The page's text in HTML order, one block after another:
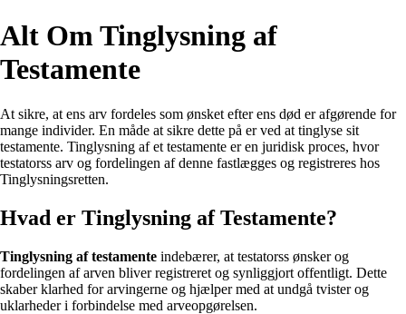
Alt Om Tinglysning af
Testamente
At sikre, at ens arv fordeles som ønsket efter ens død er afgørende for
mange individer. En måde at sikre dette på er ved at tinglyse sit
testamente. Tinglysning af et testamente er en juridisk proces, hvor
testatorss arv og fordelingen af denne fastlægges og registreres hos
Tinglysningsretten.
Hvad er Tinglysning af Testamente?
Tinglysning af testamente indebærer, at testatorss ønsker og
fordelingen af arven bliver registreret og synliggjort offentligt. Dette
skaber klarhed for arvingerne og hjælper med at undgå tvister og
uklarheder i forbindelse med arveopgørelsen.